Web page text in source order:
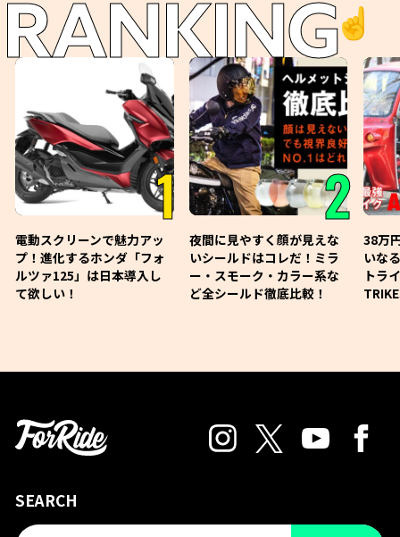
RANKING☝️
1
電動スクリーンで魅力アッ
プ！進化するホンダ「フォ
ルツァ125」は日本導入し
て欲しい！
2
夜間に見やすく顔が見えな
いシールドはコレだ！ミラ
ー・スモーク・カラー系な
ど全シールド徹底比較！
38万
いな
トラ
SEARCH